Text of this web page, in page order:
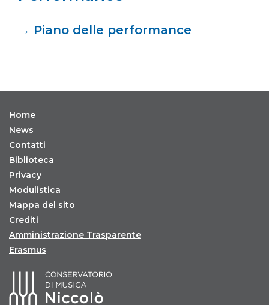
→ Piano delle performance
Home
News
Contatti
Biblioteca
Privacy
Modulistica
Mappa del sito
Crediti
Amministrazione Trasparente
Erasmus